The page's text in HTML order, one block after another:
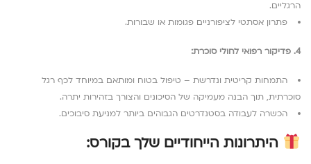
הרגליים.
פתרון אסתטי לציפורניים פגומות או שבורות.
4. פדיקור רפואי לחולי סוכרת:
התמחות קריטית ונדרשת – טיפול בטוח ומותאם במיוחד לכף רגל
סוכרתית, תוך הבנה מעמיקה של הסיכונים והצורך בזהירות יתרה.
הכשרה לעבודה בסטנדרטים הגבוהים ביותר למניעת סיבוכים.
היתרונות הייחודיים שלך בקורס: